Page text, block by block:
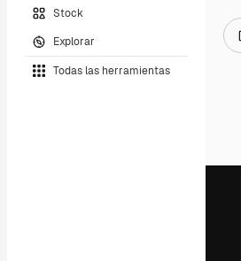
Stock
Explorar
Todas las herramientas